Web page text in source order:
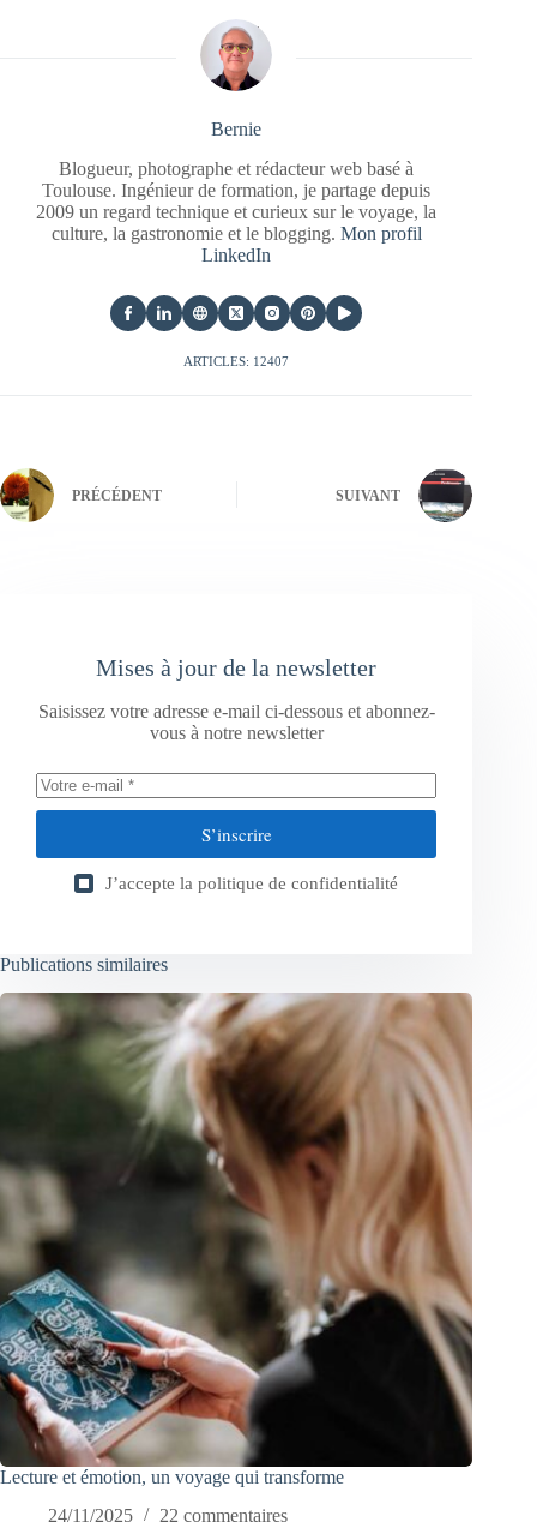
Bernie
Blogueur, photographe et rédacteur web basé à
Toulouse. Ingénieur de formation, je partage depuis
2009 un regard technique et curieux sur le voyage, la
culture, la gastronomie et le blogging. Mon profil
LinkedIn
ARTICLES: 12407
PRÉCÉDENT SUIVANT
Mises à jour de la newsletter
Saisissez votre adresse e-mail ci-dessous et abonnez-
vous à notre newsletter
S’inscrire
J’accepte la politique de confidentialité
Publications similaires
Lecture et émotion, un voyage qui transforme
24/11/2025
22 commentaires